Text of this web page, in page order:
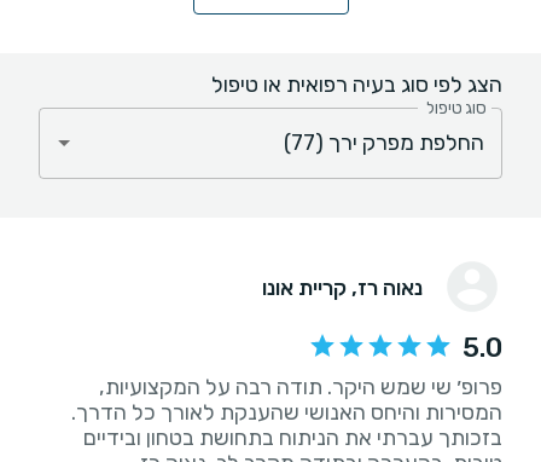
הצג לפי סוג בעיה רפואית או טיפול
סוג טיפול
נאוה רז, קריית אונו
5.0
פרופ׳ שי שמש היקר. תודה רבה על המקצועיות,
המסירות והיחס האנושי שהענקת לאורך כל הדרך.
בזכותך עברתי את הניתוח בתחושת בטחון ובידיים